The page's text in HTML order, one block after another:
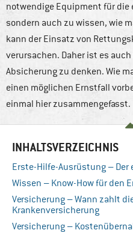
notwendige Equipment für die
sondern auch zu wissen, wie
kann der Einsatz von
verursachen. Daher ist es
Absicherung zu denken. Wie
einen möglichen Ernstfall
einmal hier zusammengefasst.
INHALTSVERZEICHNIS
Erste-Hilfe-Ausrüstung – Der
Wissen – Know-How für den
Versicherung – Wann zahlt
Krankenversicherung
Versicherung –